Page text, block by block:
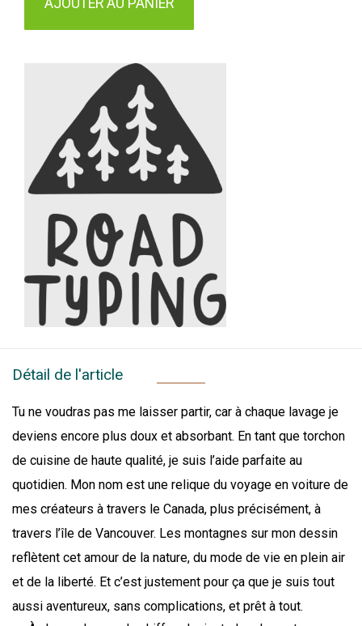
Détail de l'article
Tu ne voudras pas me laisser partir, car à chaque lavage je
deviens encore plus doux et absorbant. En tant que torchon
de cuisine de haute qualité, je suis l’aide parfaite au
quotidien. Mon nom est une relique du voyage en voiture de
mes créateurs à travers le Canada, plus précisément, à
travers l’île de Vancouver. Les montagnes sur mon dessin
reflètent cet amour de la nature, du mode de vie en plein air
et de la liberté. Et c’est justement pour ça que je suis tout
aussi aventureux, sans complications, et prêt à tout.